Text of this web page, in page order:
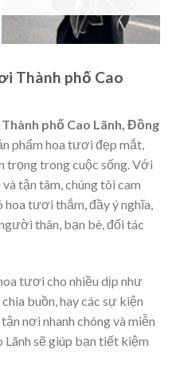
Thành phố Cao
Thành phố Cao Lãnh, Đồng
phẩm hoa tươi đẹp mắt,
trọng trong cuộc sống. Với
tận tâm, chúng tôi cam
hoa tươi thắm, đầy ý nghĩa,
thân, bạn bè, đối tác
tươi cho nhiều dịp như
buồn, hay các sự kiện
nơi nhanh chóng và miễn
Lãnh sẽ giúp bạn tiết kiệm